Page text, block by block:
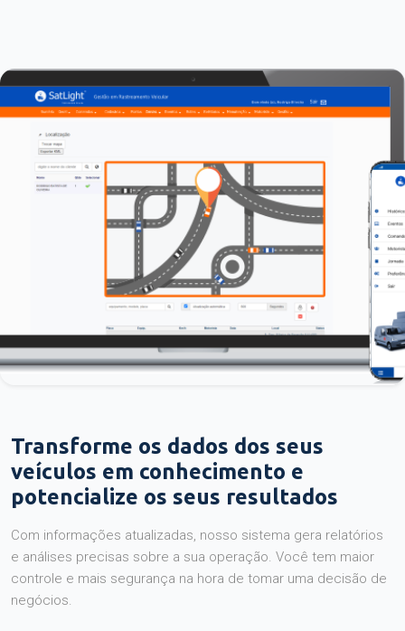
Transforme os dados dos seus
veículos em conhecimento e
potencialize os seus resultados
Com informações atualizadas, nosso sistema gera relatórios
e análises precisas sobre a sua operação. Você tem maior
controle e mais segurança na hora de tomar uma decisão de
negócios.